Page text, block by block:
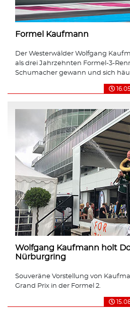
Formel Kaufmann
Der Westerwälder Wolfgang
als drei Jahrzehnten Formel-3-
Schumacher gewann und sich
Wolfgang Kaufmann holt
Nürburgring
Souveräne Vorstellung von
Grand Prix in der Formel 2.